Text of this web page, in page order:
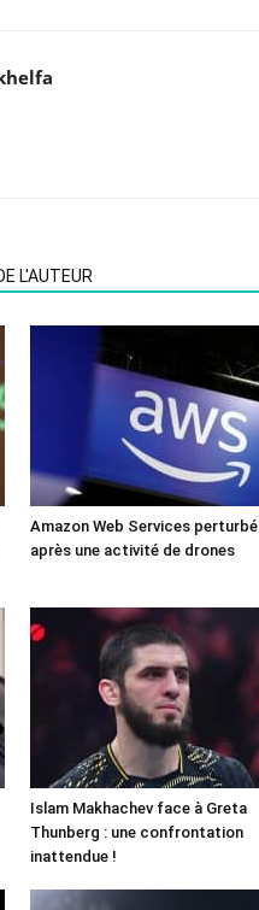
L'AUTEUR
Amazon Web Services perturbé
après une activité de drones
Islam Makhachev face à Greta
Thunberg : une confrontation
inattendue !